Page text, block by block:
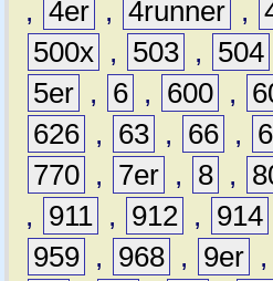
, 4er , 4runner ,
500x , 503 , 504
5er , 6 , 600 ,
626 , 63 , 66 ,
770 , 7er , 8 ,
,
911 , 912 , 914
959 , 968 , 9er ,